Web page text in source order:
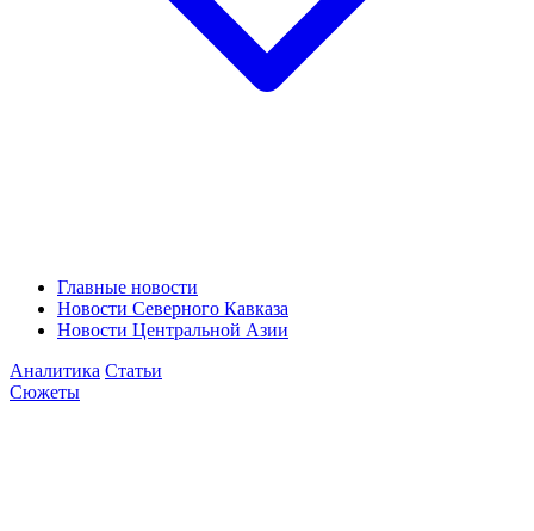
Главные новости
Новости Северного Кавказа
Новости Центральной Азии
Аналитика Статьи
Сюжеты